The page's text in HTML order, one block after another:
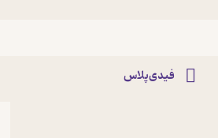
فیدی‌پلاس